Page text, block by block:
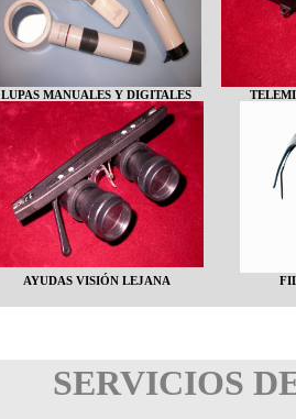
LUPAS MANUALES Y DIGITALES
AYUDAS VISIÓN LEJANA
SERVICIOS